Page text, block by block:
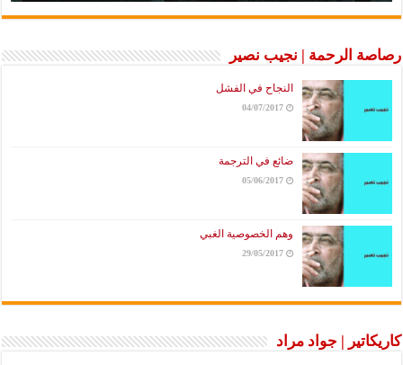
رصاصة الرحمة | نجيب نصير
النجاح في الفشل
04/07/2017
ضائع في الترجمة
05/06/2017
وهم الخصوصية الغبي
29/05/2017
كاريكاتير | جواد مراد